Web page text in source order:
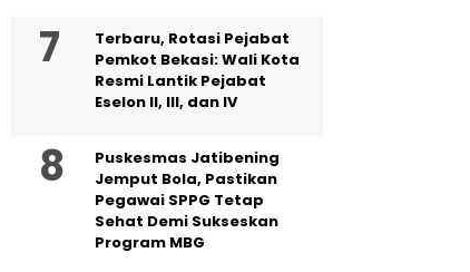
‎Terbaru, Rotasi Pejabat
Pemkot Bekasi: Wali Kota
Resmi Lantik Pejabat
Eselon II, III, dan IV ‎
Puskesmas Jatibening
Jemput Bola, Pastikan
Pegawai SPPG Tetap
Sehat Demi Sukseskan
Program MBG